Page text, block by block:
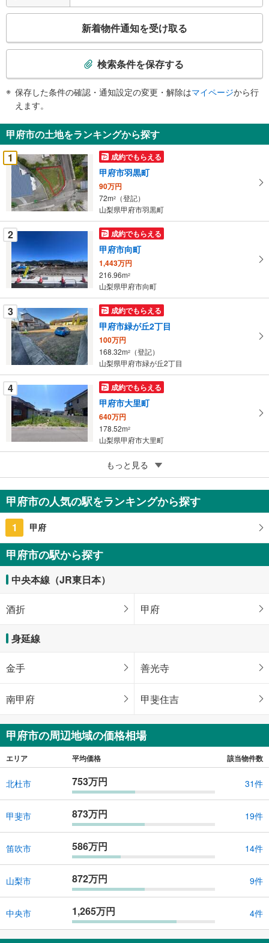
検
知
を
受
け
る
・
件
を
マ
イ
ペ
ー
ジ
に
保
存
す
る
新着物件通知を受け取る
検索条件を保存する
保存した条件の確認・通知設定の変更・解除はマイページから行
えます。
甲府市の土地をランキングから探す
1
成約でもらえる
甲府市羽黒町
90万円
72m2
（登記）
山梨県甲府市羽黒町
2 成約でもらえる
甲府市向町
1,443万円
216.96m2
山梨県甲府市向町
3 成約でもらえる
甲府市緑が丘2丁目
100万円
168.32m2
（登記）
山梨県甲府市緑が丘2丁目
4 成約でもらえる
甲府市大里町
640万円
178.52m2
山梨県甲府市大里町
成約でもらえる
甲府市小瀬町
772万円
212.79m2（登記）
もっと見る
甲府市の人気の駅をランキングから探す
1 甲府
甲府市の駅から探す
中央本線（JR東日本）
酒折 甲府
身延線
金手 善光寺
南甲府 甲斐住吉
甲府市の周辺地域の価格相場
エリア 平均価格 該当物件数
北杜市 753万円 31件
甲斐市 873万円 19件
笛吹市 586万円 14件
山梨市 872万円 9件
中央市 1,265万円 4件